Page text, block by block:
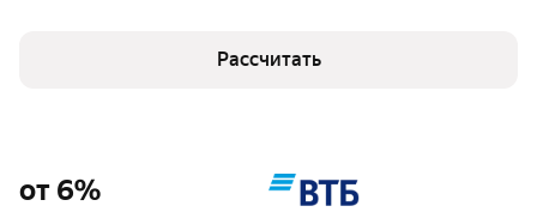
Рассчитать
от 6%